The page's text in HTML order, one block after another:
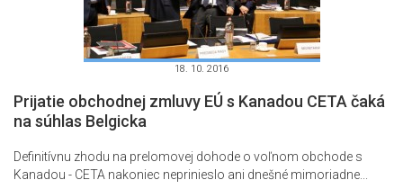
18. 10. 2016
Prijatie obchodnej zmluvy EÚ s Kanadou CETA čaká
na súhlas Belgicka
Definitívnu zhodu na prelomovej dohode o voľnom obchode s
Kanadou - CETA nakoniec neprinieslo ani dnešné mimoriadne...